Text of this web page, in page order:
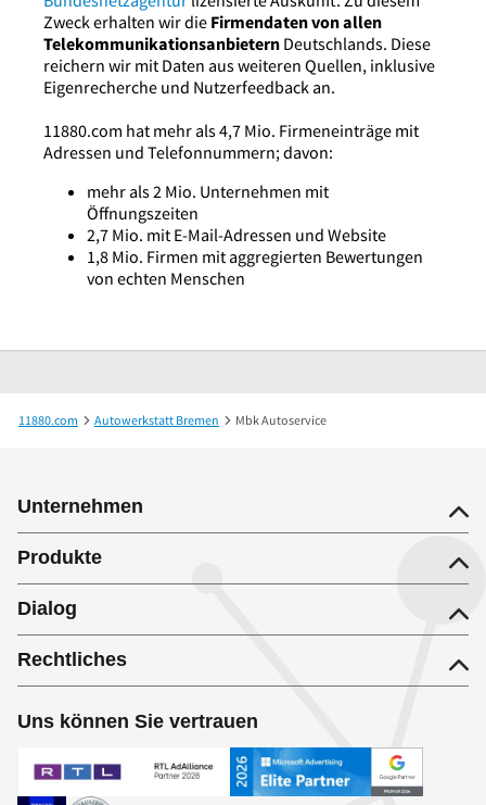
Zweck erhalten wir die Firmendaten von allen
Telekommunikationsanbietern Deutschlands. Diese
reichern wir mit Daten aus weiteren Quellen, inklusive
Eigenrecherche und Nutzerfeedback an.
11880.com hat mehr als 4,7 Mio. Firmeneinträge mit
Adressen und Telefonnummern; davon:
mehr als 2 Mio. Unternehmen mit
Öffnungszeiten
2,7 Mio. mit E-Mail-Adressen und Website
1,8 Mio. Firmen mit aggregierten Bewertungen
von echten Menschen
11880.com Autowerkstatt Bremen Mbk Autoservice
Unternehmen
Produkte
Dialog
Rechtliches
Uns können Sie vertrauen